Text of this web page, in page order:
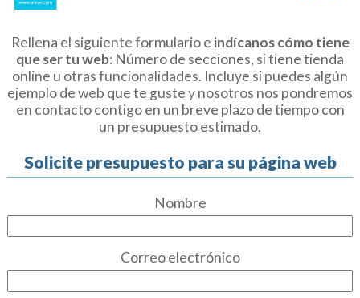
Rellena el siguiente formulario e indícanos cómo tiene
que ser tu web: Número de secciones, si tiene tienda
online u otras funcionalidades. Incluye si puedes algún
ejemplo de web que te guste y nosotros nos pondremos
en contacto contigo en un breve plazo de tiempo con
un presupuesto estimado.
Solicite presupuesto para su página web
Nombre
Correo electrónico